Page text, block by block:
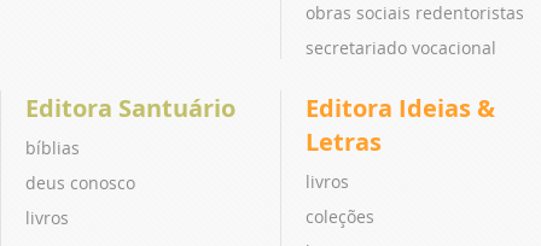
obras sociais redentoristas
secretariado vocacional
Editora Santuário
bíblias
deus conosco
livros
Editora Ideias &
Letras
livros
coleções